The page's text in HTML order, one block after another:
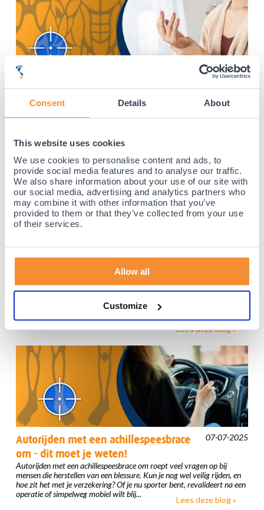
Consent Details About
This website uses cookies
We use cookies to personalise content and ads, to
provide social media features and to analyse our traffic.
We also share information about your use of our site with
our social media, advertising and analytics partners who
may combine it with other information that you’ve
provided to them or that they’ve collected from your use
of their services.
Allow all
Customize
07-07-2025
Is een duimbrace geschikt voor een
peesontsteking?
Een duimbrace kan zeker geschikt zijn bij een peesontsteking in de
geven, de duim stabiliseren en verdere irritatie...
Lees deze blog »
Kan een brace helpen bij
achillespeespijn?
Een brace kan echt helpen bij achillespeespijn. Veel mensen die
regelmatig sporten, zoals hardlopers en voetballers, kennen deze pijn
wel. Het kan je dagelijkse activiteiten behoorlijk in de weg zitten, maar
gelukkig zijn er manieren om de pijn te ve...
Lees deze blog »
07-07-2025
Autorijden met een achillespeesbrace
om - dit moet je weten!
Autorijden met een achillespeesbrace om roept veel vragen op bij
mensen die herstellen van een blessure. Kun je nog wel veilig rijden, en
hoe zit het met je verzekering? Of je nu sporter bent, revalideert na een
operatie of simpelweg mobiel wilt blij...
Lees deze blog »